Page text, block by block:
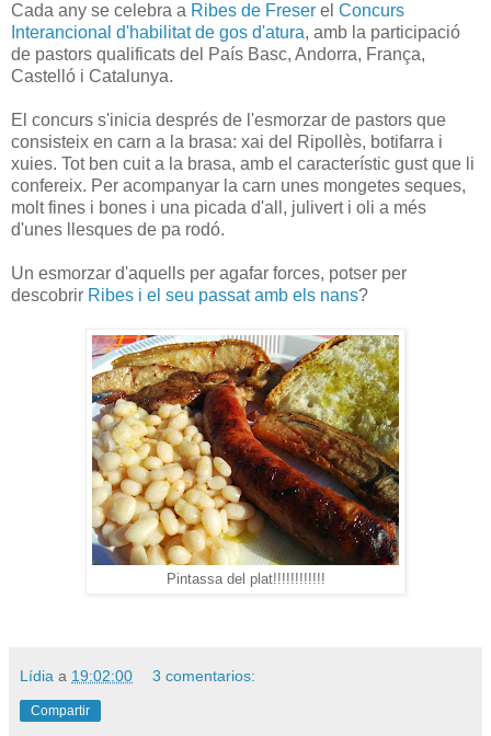
Cada any se celebra a Ribes de Freser el Concurs
Interancional d'habilitat de gos d'atura, amb la participació
de pastors qualificats del País Basc, Andorra, França,
Castelló i Catalunya.
El concurs s'inicia després de l'esmorzar de pastors que
consisteix en carn a la brasa: xai del Ripollès, botifarra i
xuies. Tot ben cuit a la brasa, amb el característic gust que li
confereix. Per acompanyar la carn unes mongetes seques,
molt fines i bones i una picada d'all, julivert i oli a més
d'unes llesques de pa rodó.
Un esmorzar d'aquells per agafar forces, potser per
descobrir Ribes i el seu passat amb els nans?
Pintassa del plat!!!!!!!!!!!!
Lídia a 19:02:00 3 comentarios:
Compartir